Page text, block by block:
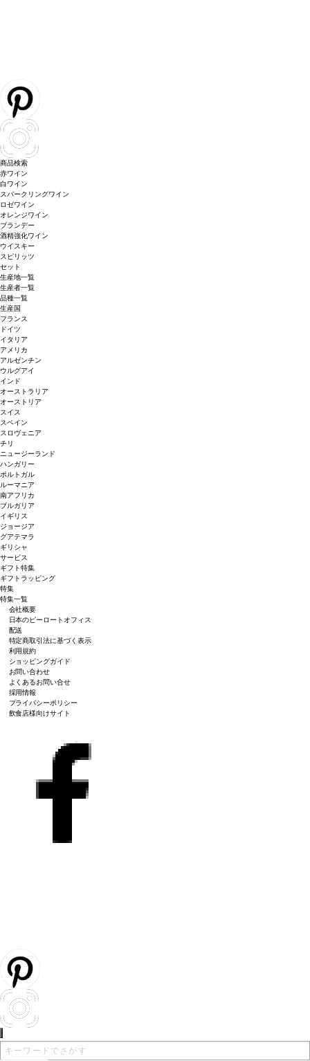
商品検索
赤ワイン
白ワイン
スパークリングワイン
ロゼワイン
オレンジワイン
ブランデー
酒精強化ワイン
ウイスキー
スピリッツ
セット
生産地一覧
生産者一覧
品種一覧
生産国
フランス
ドイツ
イタリア
アメリカ
アルゼンチン
ウルグアイ
インド
オーストラリア
オーストリア
スイス
スペイン
スロヴェニア
チリ
ニュージーランド
ハンガリー
ポルトガル
ルーマニア
南アフリカ
ブルガリア
イギリス
ジョージア
グアテマラ
ギリシャ
サービス
ギフト特集
ギフトラッピング
特集
特集一覧
会社概要
日本のピーロートオフィス
配送
特定商取引法に基づく表示
利用規約
ショッピングガイド
お問い合わせ
よくあるお問い合せ
採用情報
プライバシーポリシー
飲食店様向けサイト